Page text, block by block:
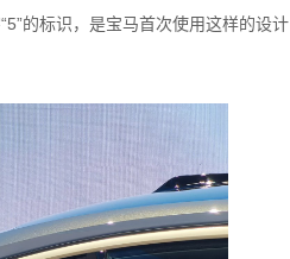
的标识，是宝马首次使用这样的设计